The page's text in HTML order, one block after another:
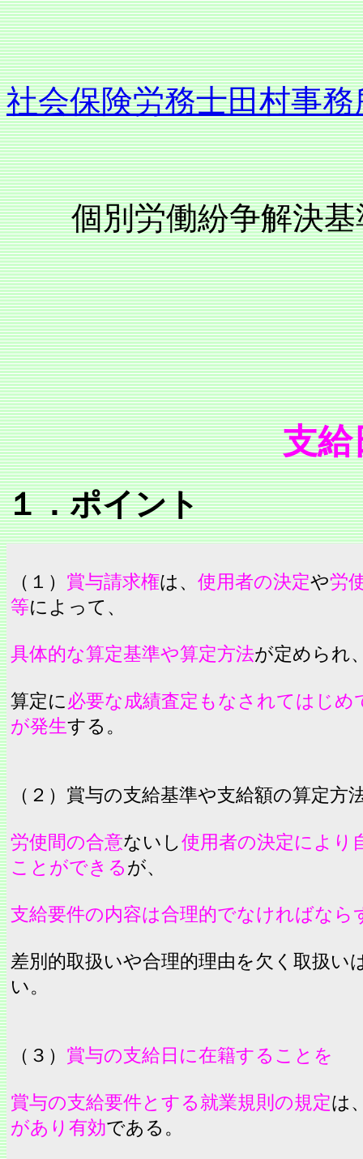
社会保険労務士田村事
個別労働紛争解決基
支給日在
１．ポイント
（１） 賞与請求権は、 使用者の決定や労
等によって、
具体的な算定基準や算定方法が定められ
算定に必要な成績査定もなされてはじめ
が発生する。
（２）賞与の支給基準や支給額の算定方
労使間の合意ないし使用者の決定により
ことができるが、
支給要件の内容は合理的でなければなら
差別的取扱いや合理的理由を欠く取扱い
い。
（３） 賞与の支給日に在籍することを
賞与の支給要件とする就業規則の規定は
があり有効である。